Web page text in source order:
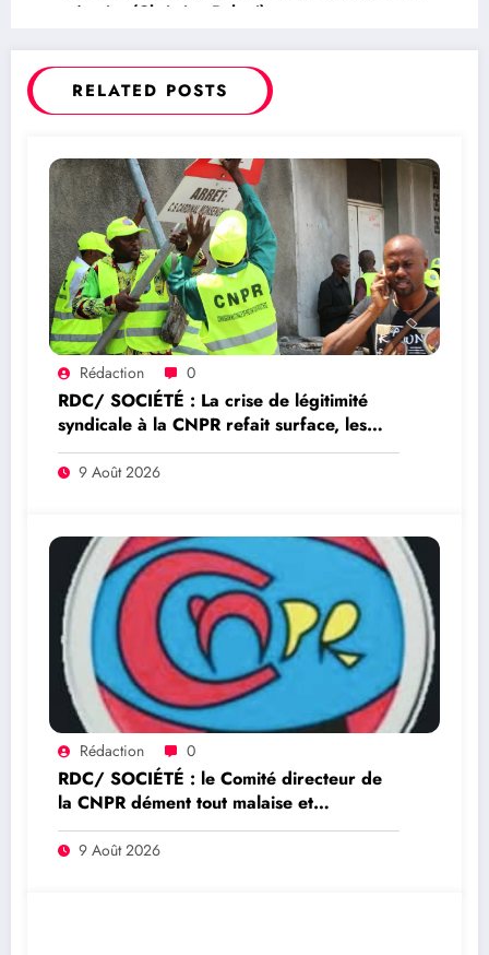
mémoire (Christian Bahati)
RELATED POSTS
Rédaction 0
RDC/ SOCIÉTÉ : La crise de légitimité
syndicale à la CNPR refait surface, les
comités de base réclament de nouvelles
élections
9 Août 2026
Rédaction 0
RDC/ SOCIÉTÉ : le Comité directeur de
la CNPR dément tout malaise et
s’explique sur la crise autour de la
délégation syndicale
9 Août 2026